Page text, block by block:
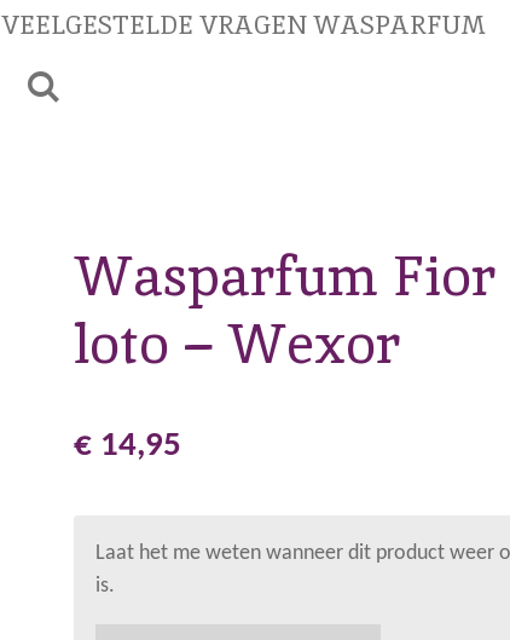
VEELGESTELDE VRAGEN WASPARFUM
Wasparfum Fior
loto – Wexor
€ 14,95
Laat het me weten wanneer dit product weer
is.